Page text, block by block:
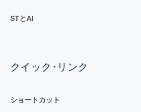
STとAI
クイック･リンク
ショートカット